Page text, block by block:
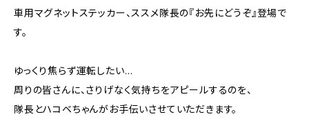
車用マグネットステッカー、ススメ隊長の『お先にどうぞ』登場で
す。
ゆっくり焦らず運転したい…
周りの皆さんに、さりげなく気持ちをアピールするのを、
隊長とハコベちゃんがお手伝いさせていただきます。